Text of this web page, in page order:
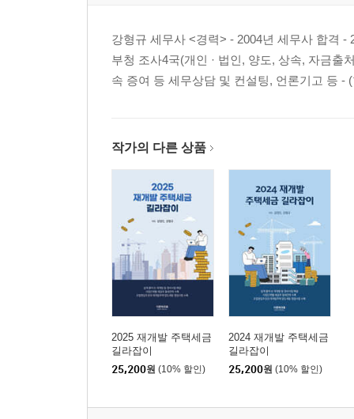
11. 조합으로부터 현금청산금을 받은 경우의 감면
12. 장기임대주택에 양도소득세 주요 감면 규정
2. 누가 재산세를 내야 하나요?
4. 재산세는 어떤 금액을 기준으로 부과하나요?
5. 주택 재산세율은?
6. 1세대 1주택자에 대한 혜택은 없나요?
7. 재산세에 부가하여 내야하는 세금은 없나요?
8. 주택 재산세 납부 시기는?
9. 재개발사업에서 관리처분계획인가 고시일 이후
제6장
종합부동산세 편
강형규 세무사 <경력> - 2004년 세무사 합격
부청 조사4국(개인 · 법인, 양도, 상속, 자금출
속 증여 등 세무상담 및 컨설팅, 언론기고 등 -
작가의 다른 상품
2025 재개발 주택세금
길라잡이
25,200원 (10% 할인)
2024 재개발 주택세금
길라잡이
25,200원 (10% 할인)